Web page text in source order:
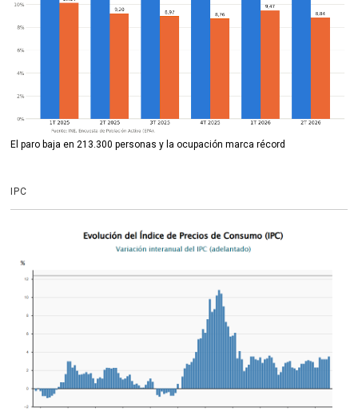
El paro baja en 213.300 personas y la ocupación marca récord
IPC